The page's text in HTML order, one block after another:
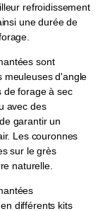
refroidissement
une durée de
sont
meuleuses d'angle
de forage à sec
avec des
garantir un
Les couronnes
sur le grès
naturelle.
différents kits